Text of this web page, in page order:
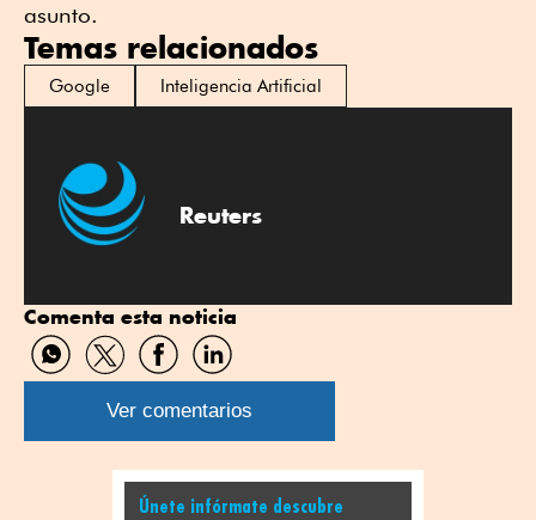
asunto.
Temas relacionados
Google Inteligencia Artificial
Reuters
Comenta esta noticia
Compartir
por
WhatsApp
Compartir
por
Twitter
Compartir
por
Facebook
Compartir
por
Linkedin
Ver comentarios
Únete infórmate descubre